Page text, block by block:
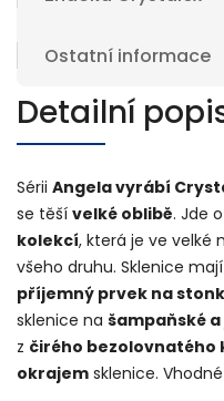
Ostatní informace
Detailní
Sérii Angela vyrábí
se těší velké oblibě. Jde
kolekcí, která je ve velké
všeho druhu. Sklenice mají
příjemný prvek na
sklenice na šampaňské
z čirého bezolovnatého
okrajem sklenice.